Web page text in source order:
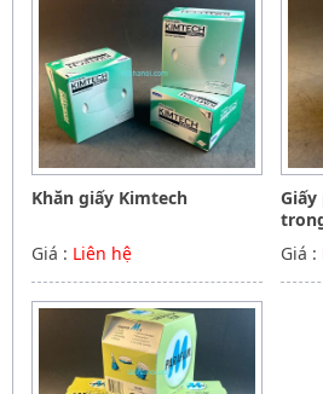
Khăn giấy Kimtech
Giá : Liên hệ
Giá :